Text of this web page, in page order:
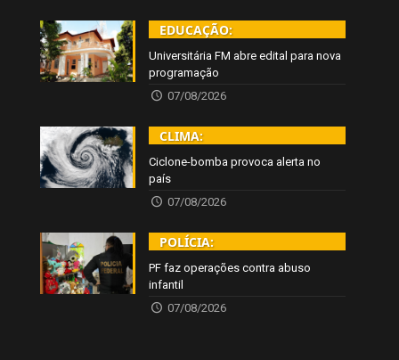
EDUCAÇÃO:
Universitária FM abre edital para nova
programação
07/08/2026
CLIMA:
Ciclone-bomba provoca alerta no
país
07/08/2026
POLÍCIA:
PF faz operações contra abuso
infantil
07/08/2026